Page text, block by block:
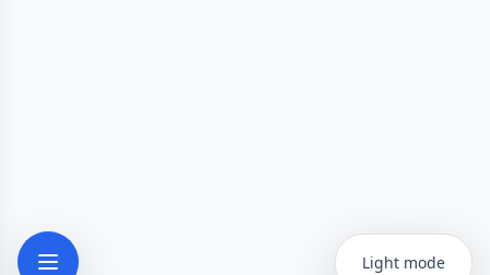
Light mode